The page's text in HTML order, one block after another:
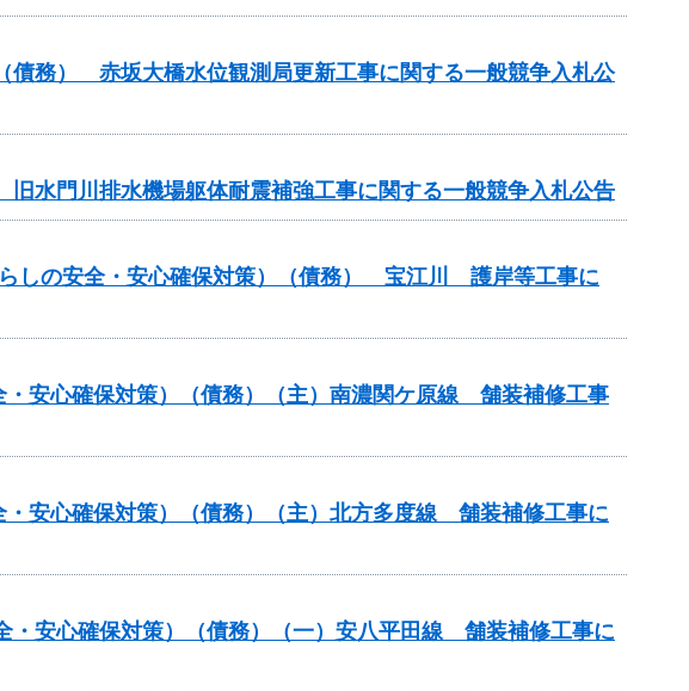
債務） 赤坂大橋水位観測局更新工事に関する一般競争入札公
水門川排水機場躯体耐震補強工事に関する一般競争入札公告
しの安全・安心確保対策）（債務） 宝江川 護岸等工事に
安心確保対策）（債務）（主）南濃関ケ原線 舗装補修工事
安心確保対策）（債務）（主）北方多度線 舗装補修工事に
・安心確保対策）（債務）（一）安八平田線 舗装補修工事に